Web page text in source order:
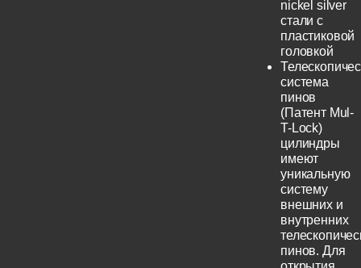
nickel silver
стали с
пластиковой
головкой
система
пинов
(Патент Mul-
T-Lock)
цилиндры
имеют
уникальную
систему
внешних и
внутренних
пинов. Для